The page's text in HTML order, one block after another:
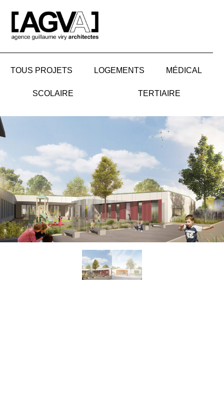
contenu
TOUS PROJETS LOGEMENTS MÉDICAL
SCOLAIRE TERTIAIRE